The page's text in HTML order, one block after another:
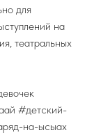
для
на
театральных
#детский-
на-ысыах